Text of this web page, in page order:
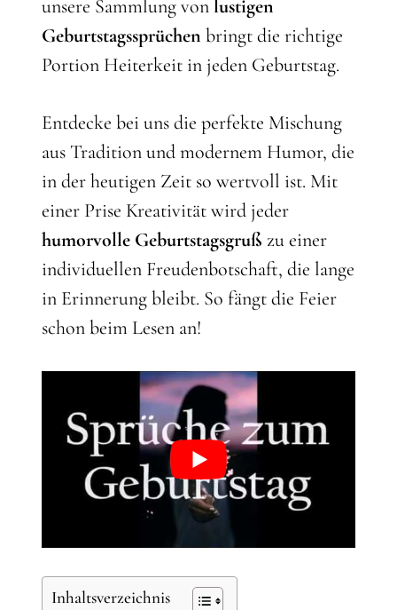
unsere Sammlung vonlustigen
Geburtstagssprüchen bringt die richtige
Portion Heiterkeit in jeden Geburtstag.
Entdecke bei uns die perfekte Mischung
aus Tradition und modernem Humor, die
in der heutigen Zeit so wertvoll ist. Mit
einer Prise Kreativität wird jeder
humorvolle Geburtstagsgruß zu einer
individuellen Freudenbotschaft, die lange
in Erinnerung bleibt. So fängt die Feier
schon beim Lesen an!
Inhaltsverzeichnis